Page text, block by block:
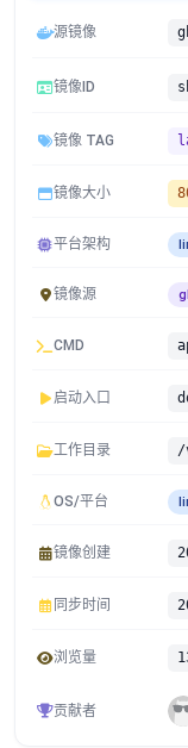
源镜像
镜像ID
镜像 TAG
镜像大小
平台架构
镜像源
CMD
启动入口
工作目录 /
OS/平台
镜像创建
同步时间
浏览量
贡献者